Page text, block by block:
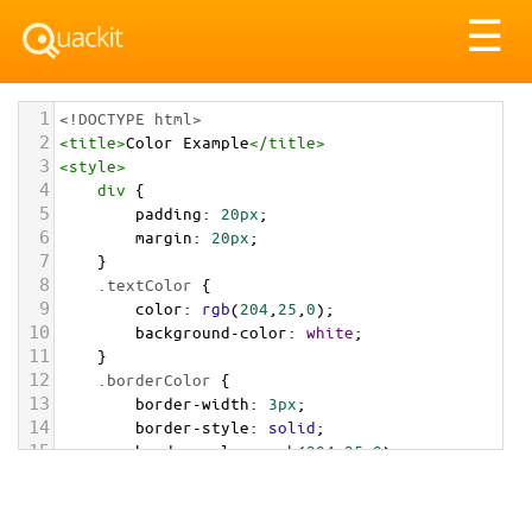
☰
1 <!DOCTYPE html>
2 <title>Color Example</title>
3 <style>
4 div {
5 padding: 20px;
6 margin: 20px;
7 }
8 .textColor {
9 color: rgb(204 25 0);
10 background-color: white;
11 }
12 .borderColor {
13 border-width: 3px;
14 border-style: solid;
15 border-color: rgb(204,25,0);